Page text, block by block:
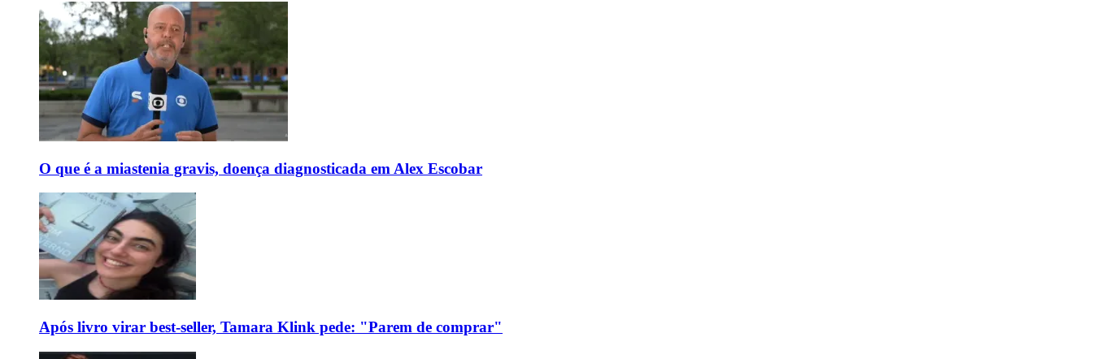
O que é a miastenia gravis, doença diagnosticada em Alex Escobar
Após livro virar best-seller, Tamara Klink pede: "Parem de comprar"